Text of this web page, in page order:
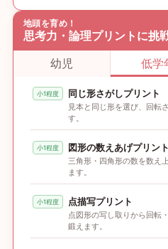
地頭を育め！
思考力・論理プリントに挑
幼児
低学
小1程度 同じ形さがしプリント
見本と同じ形を選び、回転
す。
小1程度 図形の数えあげプリント
三角形・四角形の数を数え
ます。
小1程度 点描写プリント
点図形の写し取りから回転
鍛えます。